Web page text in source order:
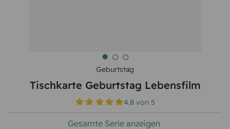
Geburtstag
Tischkarte Geburtstag Lebensfilm
4.8 von5
Gesamte Serie anzeigen